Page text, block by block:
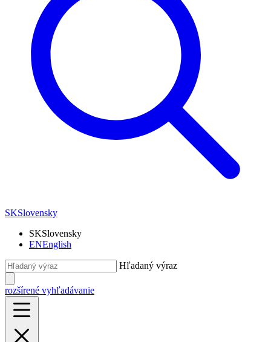
SKSlovensky
SKSlovensky
ENEnglish
Hľadaný výraz
rozšírené vyhľadávanie